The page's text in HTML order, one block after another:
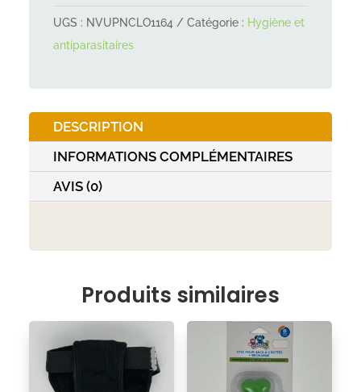
métal
UGS : NVUPNCLO1164 Catégorie : Hygiène et
antiparasitaires
DESCRIPTION
INFORMATIONS COMPLÉMENTAIRES
AVIS (0)
Produits similaires